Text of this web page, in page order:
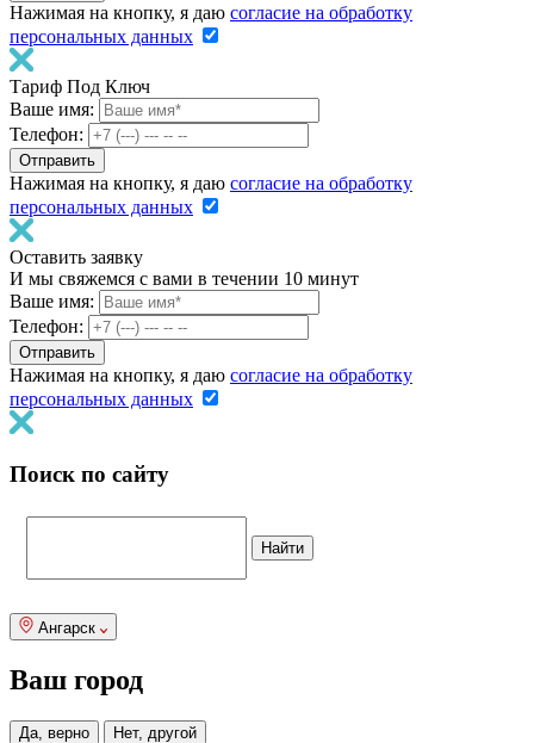
Нажимая на кнопку, я даю согласие на обработку
персональных данных
Тариф Под Ключ
Ваше имя:
Телефон:
Нажимая на кнопку, я даю согласие на обработку
персональных данных
Оставить заявку
И мы свяжемся с вами в течении 10 минут
Ваше имя:
Телефон:
Нажимая на кнопку, я даю согласие на обработку
персональных данных
Поиск по сайту
Ангарск
Ваш город
Да, верно Нет, другой